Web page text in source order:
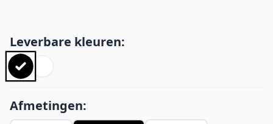
Leverbare kleuren:
Afmetingen: